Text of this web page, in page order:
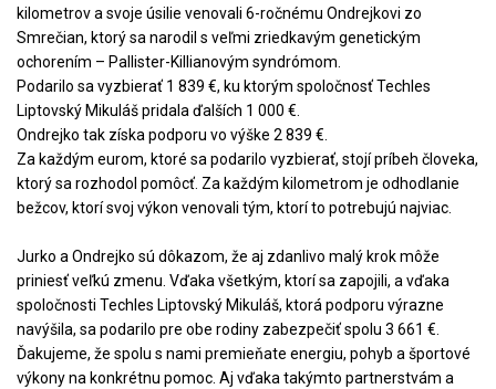
kilometrov a svoje úsilie venovali 6-ročnému Ondrejkovi zo
Smrečian, ktorý sa narodil s veľmi zriedkavým genetickým
ochorením – Pallister-Killianovým syndrómom.
Podarilo sa vyzbierať 1 839 €, ku ktorým spoločnosť Techles
Liptovský Mikuláš pridala ďalších 1 000 €.
Ondrejko tak získa podporu vo výške 2 839 €.
Za každým eurom, ktoré sa podarilo vyzbierať, stojí príbeh človeka,
ktorý sa rozhodol pomôcť. Za každým kilometrom je odhodlanie
bežcov, ktorí svoj výkon venovali tým, ktorí to potrebujú najviac.
Jurko a Ondrejko sú dôkazom, že aj zdanlivo malý krok môže
priniesť veľkú zmenu. Vďaka všetkým, ktorí sa zapojili, a vďaka
spoločnosti Techles Liptovský Mikuláš, ktorá podporu výrazne
navýšila, sa podarilo pre obe rodiny zabezpečiť spolu 3 661 €.
Ďakujeme, že spolu s nami premieňate energiu, pohyb a športové
výkony na konkrétnu pomoc. Aj vďaka takýmto partnerstvám a